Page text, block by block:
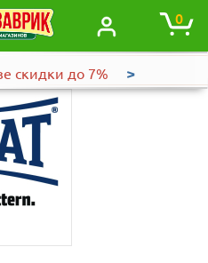
0
скидки до 7% >